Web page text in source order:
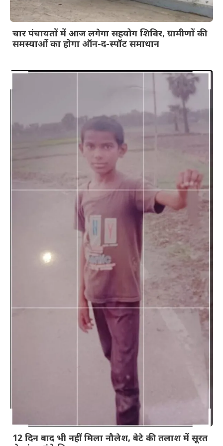
चार पंचायतों में आज लगेगा सहयोग शिविर, ग्रामीणों की
समस्याओं का होगा ऑन-द-स्पॉट समाधान
12 दिन बाद भी नहीं मिला नौलेश, बेटे की तलाश में सूरत